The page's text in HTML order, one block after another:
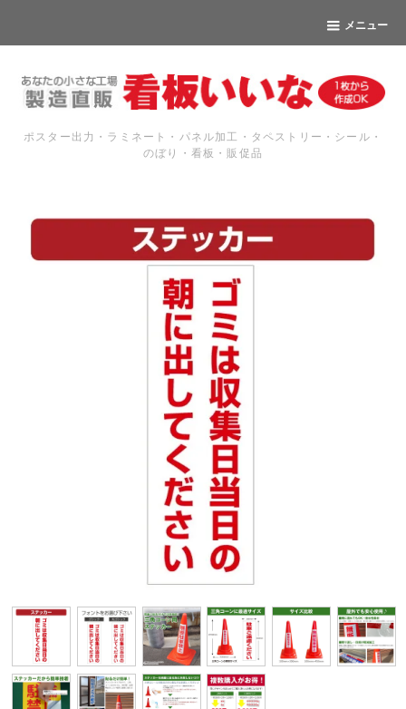
メニュー
ポスター出力・ラミネート・パネル加工・タペストリー・シール・
のぼり・看板・販促品